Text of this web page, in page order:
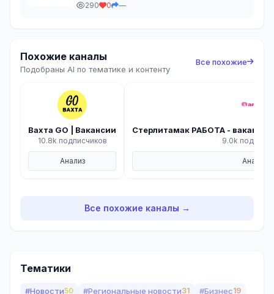
Размещение бесплатное.
290
0 —
Похожие каналы
Подобраны AI по тематике и контенту
Все похожие
Вахта GO | Вакансии
10.8k подписчиков
Анализ
Стерлитамак РАБОТА - вакансии
9.0k
Анализ
Все похожие каналы →
Тематики
#Новости50 #Региональные новости31 #Бизнес19